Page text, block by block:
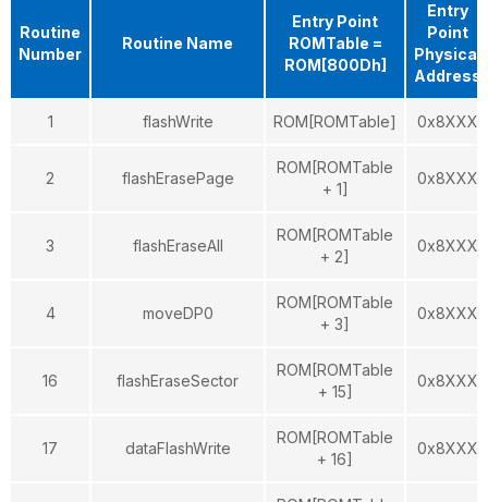
Routine
Number
Routine Name
Entry Point
ROMTable =
ROM[800Dh]
Entry
Point
Physical
Address
1 flashWrite ROM[ROMTable] 0x8XXX
2 flashErasePage
ROM[ROMTable
+ 1]
0x8XXX
3 flashEraseAll
ROM[ROMTable
+ 2]
0x8XXX
4 moveDP0
ROM[ROMTable
+ 3]
0x8XXX
16 flashEraseSector
ROM[ROMTable
+ 15]
0x8XXX
17 dataFlashWrite
ROM[ROMTable
+ 16]
0x8XXX